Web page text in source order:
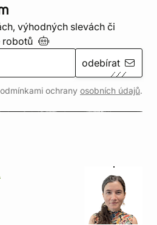
výhodných slevách či
robotů
odebírat
ochrany osobních údajů.